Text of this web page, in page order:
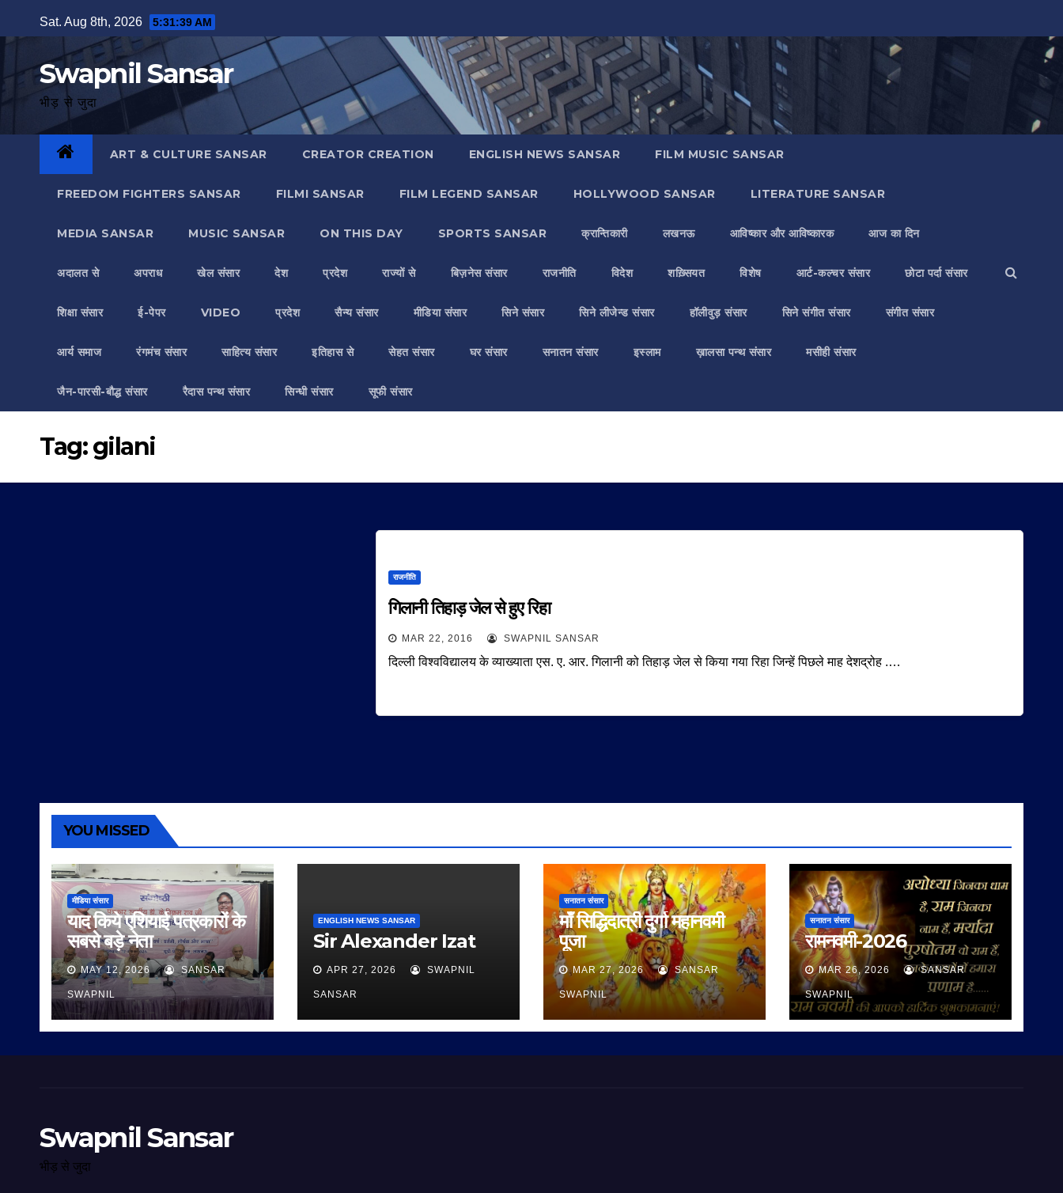
to
Sat. Aug 8th, 2026 5:31:40 AM
Swapnil Sansar
भीड़ से जुदा
ART & CULTURE SANSAR CREATOR CREATION ENGLISH NEWS SANSAR FILM MUSIC SANSAR
FREEDOM FIGHTERS SANSAR FILMI SANSAR FILM LEGEND SANSAR HOLLYWOOD SANSAR LITERATURE SANSAR
MEDIA SANSAR MUSIC SANSAR ON THIS DAY SPORTS SANSAR क्रान्तिकारी लखनऊ आविष्कार और आविष्कारक आज का दिन
अदालत से अपराध खेल संसार देश प्रदेश राज्यों से बिज़नेस संसार राजनीति विदेश शख़्सियत विशेष आर्ट-कल्चर संसार छोटा पर्दा संसार
शिक्षा संसार ई-पेपर VIDEO प्रदेश सैन्य संसार मीडिया संसार सिने संसार सिने लीजेन्ड संसार हॉलीवुड़ संसार सिने संगीत संसार संगीत संसार
आर्य समाज रंगमंच संसार साहित्य संसार इतिहास से सेहत संसार घर संसार सनातन संसार इस्लाम ख़ालसा पन्थ संसार मसीही संसार
जैन-पारसी-बौद्ध संसार रैदास पन्थ संसार सिन्धी संसार सूफी संसार
Tag:gilani
राजनीति
गिलानी तिहाड़ जेल से हुए रिहा
MAR 22, 2016 SWAPNIL SANSAR
दिल्ली विश्वविद्यालय के व्याख्याता एस. ए. आर. गिलानी को तिहाड़ जेल से किया गया रिहा जिन्हें पिछले माह देशद्रोह .…
YOU MISSED
मीडिया संसार
याद किये एशियाई पत्रकारों के
सबसे बड़े नेता
MAY 12, 2026 SANSAR
SWAPNIL
ENGLISH NEWS SANSAR
Sir Alexander Izat
APR 27, 2026 SWAPNIL
SANSAR
सनातन संसार
माँ सिद्धिदात्री दुर्गा महानवमी
पूजा
MAR 27, 2026 SANSAR
SWAPNIL
सनातन संसार
रामनवमी-2026
MAR 26, 2026 SANSAR
SWAPNIL
Swapnil Sansar
भीड़ से जुदा